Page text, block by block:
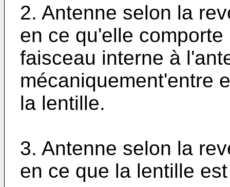
2. Antenne selon la
en ce qu'elle
faisceau interne à
mécaniquement'entre
la lentille.
3. Antenne selon la
en ce que la lentille